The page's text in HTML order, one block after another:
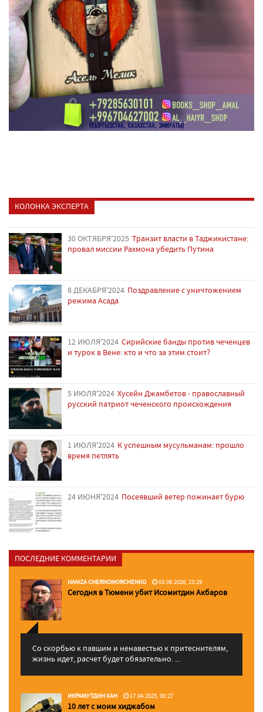
КОЛОНКА ЭКСПЕРТА
30 ОКТЯБРЯ'2025 Транзит власти в Таджикистане:
провал миссии Рахмона убедить Путина
8 ДЕКАБРЯ'2024 Поздравление с уничтожением
режима Асада
12 ИЮЛЯ'2024 Сирийские банды против чеченцев
и турок в Вене: кто и что за этим стоит?
5 ИЮЛЯ'2024 Хусейн Джамбетов - православный
русский патриот чеченского происхождения
1 ИЮЛЯ'2024 К успешным мусульманам: прошло
время петлять
24 ИЮНЯ'2024 Посеявший ветер пожинает бурю
ПОСЛЕДНИЕ КОММЕНТАРИИ
HAMZA CHERNOMORCHENKO 03.06.2026, 23:29
Сегодня в Тюмени убит Исомитдин Акбаров
Со скорбью к павшим и ненавестью к притеснителям,
жизнь идет, расчет будет обязательно. ...
ИКРАМУТДИН ХАН 17.04.2025, 00:27
10 лет с моим хиджабом